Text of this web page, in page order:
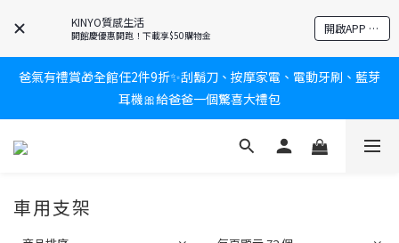
KINYO質感生活
開館慶優惠開跑！下載享$50購物金 開啟APP 享隱藏優惠
新會員送$100購物金✨再享消費回饋無極限
新會員送$100購物金✨再享消費回饋無極限
爸氣有禮賞🎁全館任2件9折✨刮鬍刀、按摩家電、電動牙刷、藍芽
耳機🎀給爸爸一個驚喜大禮包
炎熱夏日救星☀️秒凍扇登場💙半導體製冷 x 微米級冰霧，一秒開
新會員送$100購物金✨再享消費回饋無極限
車用支架